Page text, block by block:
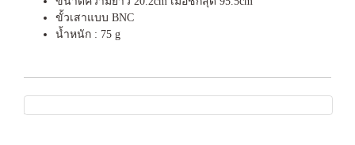
ขั้วเสาแบบ BNC
น้ำหนัก : 75 g